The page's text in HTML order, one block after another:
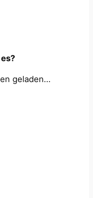
geladen…